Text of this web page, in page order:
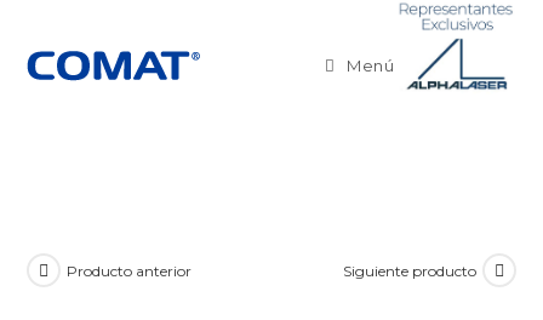
Menú
Producto anterior Siguiente producto